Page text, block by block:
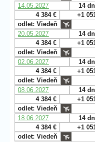
14.05.2027
14
4 384 €
+1
odlet: Viedeň
20.05.2027
14
4 384 €
+1
odlet: Viedeň
02.06.2027
14
4 384 €
+1
odlet: Viedeň
08.06.2027
14
4 384 €
+1
odlet: Viedeň
18.06.2027
14
4 384 €
+1
odlet: Viedeň